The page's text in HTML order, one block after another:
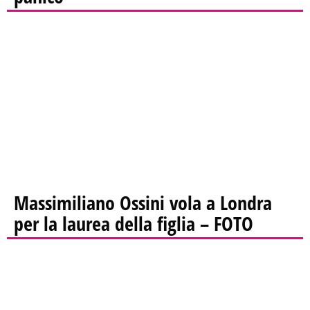
Massimiliano Ossini vola a Londra
per la laurea della figlia – FOTO